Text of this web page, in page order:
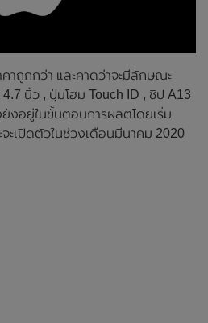
าถูกกว่า และคาดว่าจะมีลักษณะ
นิ้ว , ปุ่มโฮม Touch ID , ชิป A13
ยังอยู่ในขั้นตอนการผลิตโดยเริ่ม
ะเปิดตัวในช่วงเดือนมีนาคม 2020